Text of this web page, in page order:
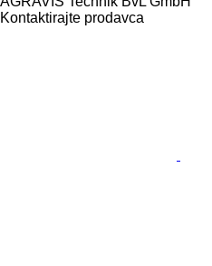
Kontaktirajte prodavca